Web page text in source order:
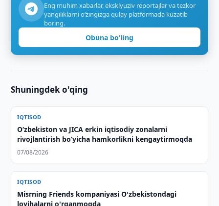
Eng muhim xabarlar, eksklyuziv reportajlar va tezkor
yangiliklarni o‘zingizga qulay platformada kuzatib
boring.
Obuna bo'ling
Shuningdek o'qing
IQTISOD
Oʻzbekiston va JICA erkin iqtisodiy zonalarni
rivojlantirish boʻyicha hamkorlikni kengaytirmoqda
07/08/2026
IQTISOD
Misrning Friends kompaniyasi O'zbekistondagi
loyihalarni o'rganmoqda